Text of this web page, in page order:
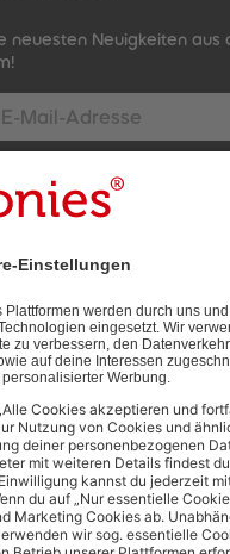
neuesten Neuigkeiten aus
abonnierst du unseren
dir bereitgestellten
und den von dir zu
.
Bezahlmethoden:
Links zu